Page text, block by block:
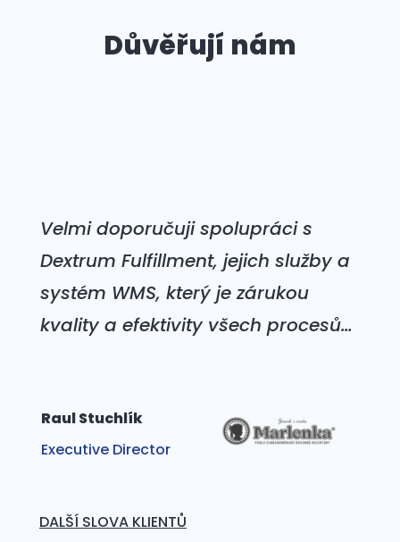
Důvěřují nám
Velmi doporučuji spolupráci s
Dextrum Fulfillment, jejich služby a
systém WMS, který je zárukou
kvality a efektivity všech procesů…
Raul Stuchlík
Executive Director
DALŠÍ SLOVA KLIENTŮ